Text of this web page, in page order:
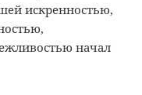
искренностью,
начал